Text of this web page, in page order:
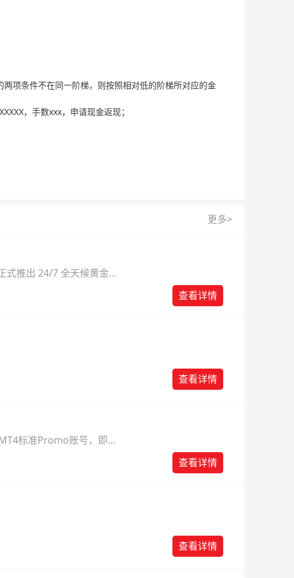
项条件不在同一阶梯，则按照相对低的阶梯所对应的金
，手数xxx，申请现金返现；
更多>
式推出 24/7 全天候黄金
细则。
查看详情
查看详情
标准Promo账号，即可
查看详情
查看详情